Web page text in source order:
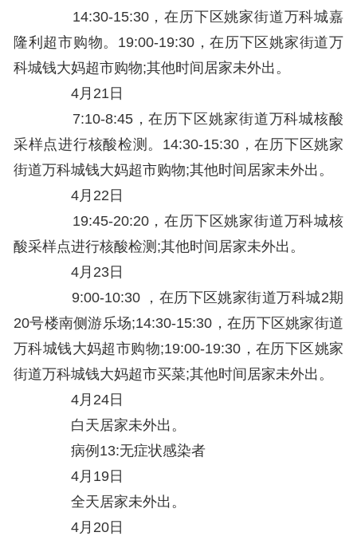
14:30-15:30，在历下区姚家街道万科城嘉
隆利超市购物。19:00-19:30，在历下区姚家街道万
科城钱大妈超市购物;其他时间居家未外出。
4月21日
7:10-8:45，在历下区姚家街道万科城核酸
采样点进行核酸检测。14:30-15:30，在历下区姚家
街道万科城钱大妈超市购物;其他时间居家未外出。
4月22日
19:45-20:20，在历下区姚家街道万科城核
酸采样点进行核酸检测;其他时间居家未外出。
4月23日
9:00-10:30 ，在历下区姚家街道万科城2期
20号楼南侧游乐场;14:30-15:30，在历下区姚家街道
万科城钱大妈超市购物;19:00-19:30，在历下区姚家
街道万科城钱大妈超市买菜;其他时间居家未外出。
4月24日
白天居家未外出。
病例13:无症状感染者
4月19日
全天居家未外出。
4月20日